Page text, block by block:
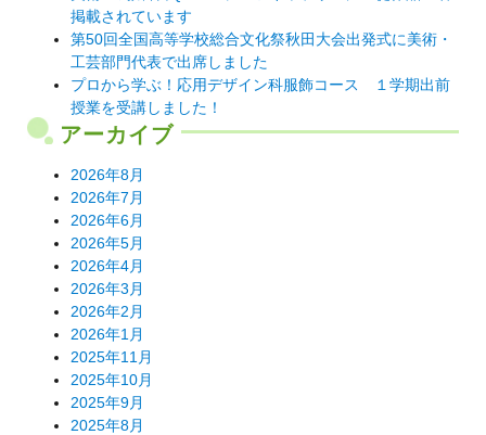
掲載されています
第50回全国高等学校総合文化祭秋田大会出発式に美術・
工芸部門代表で出席しました
プロから学ぶ！応用デザイン科服飾コース １学期出前
授業を受講しました！
アーカイブ
2026年8月
2026年7月
2026年6月
2026年5月
2026年4月
2026年3月
2026年2月
2026年1月
2025年11月
2025年10月
2025年9月
2025年8月